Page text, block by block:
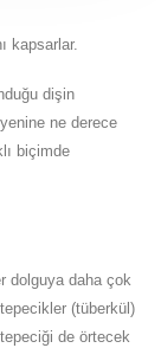
kapsarlar.
dişin
ne derece
biçimde
dolguya daha çok
(tüberkül)
de örtecek